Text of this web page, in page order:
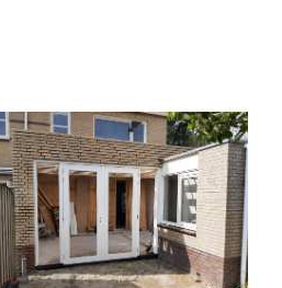
VERANDA VAN EIKENHOUT